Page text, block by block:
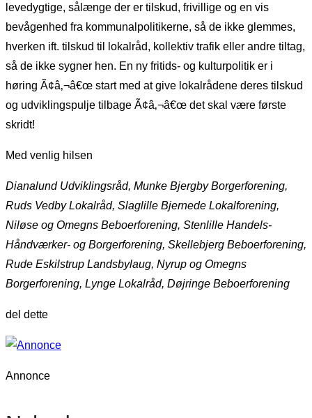
levedygtige, sålænge der er tilskud, frivillige og en vis
bevågenhed fra kommunalpolitikerne, så de ikke glemmes,
hverken ift. tilskud til lokalråd, kollektiv trafik eller andre tiltag,
så de ikke sygner hen. En ny fritids- og kulturpolitik er i
høring Ã¢â‚¬â€œ start med at give lokalrådene deres tilskud
og udviklingspulje tilbage Ã¢â‚¬â€œ det skal være første
skridt!
Med venlig hilsen
Dianalund Udviklingsråd, Munke Bjergby Borgerforening,
Ruds Vedby Lokalråd, Slaglille Bjernede Lokalforening,
Niløse og Omegns Beboerforening, Stenlille Handels-
Håndværker- og Borgerforening, Skellebjerg Beboerforening,
Rude Eskilstrup Landsbylaug, Nyrup og Omegns
Borgerforening, Lynge Lokalråd, Døjringe Beboerforening
del dette
Annonce